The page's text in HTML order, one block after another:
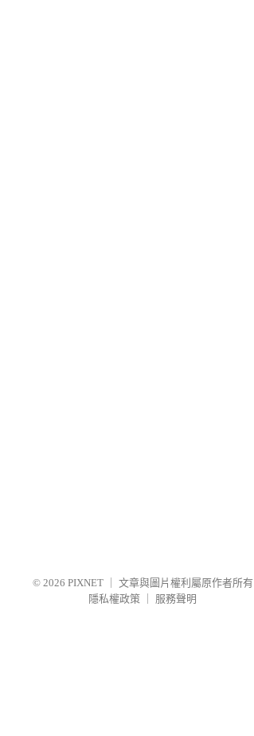
© 2026 PIXNET
文章與圖片權利屬原作者所有
隱私權政策
服務聲明